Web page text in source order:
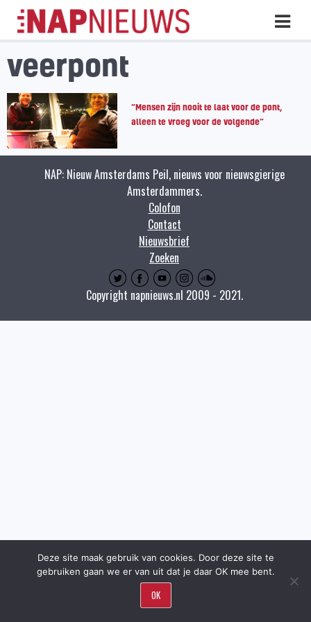
Skip
naar
inhoud
veerpont
“Mensen zijn nooit te laat voor de pont,
alleen te vroeg voor de volgende”
NAP: Nieuw Amsterdams Peil, nieuws voor nieuwsgierige
Amsterdammers.
Colofon
Contact
Nieuwsbrief
Zoeken
Copyright napnieuws.nl 2009 - 2021.
Deze site maak gebruik van cookies. Door deze site te
gebruiken gaan we er van uit dat je daar OK mee bent.
OK